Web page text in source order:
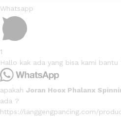
Whatsapp
1
Hallo kak ada yang bisa kami bantu
apakah Joran Hoox Phalanx
ada ?
https://langgengpancing.com/